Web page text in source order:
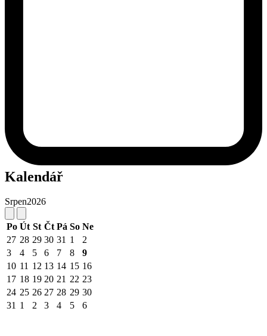
Kalendář
Srpen2026
Po Út St Čt Pá So Ne
27 28 29 30 31 1
2
3
4 5 6 7 8
9
10 11 12 13 14 15 16
17 18 19 20 21 22 23
24 25 26 27 28 29 30
31 1 2 3 4 5 6